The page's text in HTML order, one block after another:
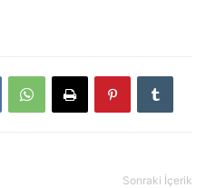
Sonraki İçerik